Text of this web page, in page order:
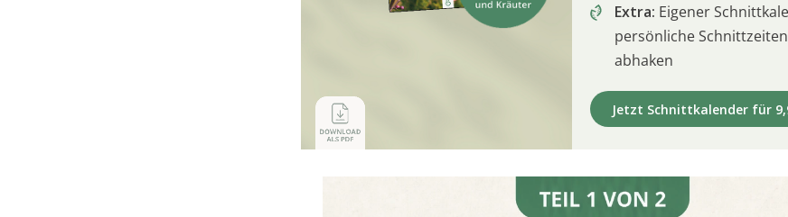
Extra: Eigener
persönliche
abhaken
Jetzt Schnittkalender für